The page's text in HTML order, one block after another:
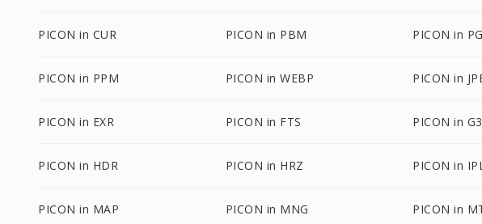
PICON in CUR PICON in PBM PICON in
PICON in PPM PICON in WEBP PICON in
PICON in EXR PICON in FTS PICON in G3
PICON in HDR PICON in HRZ PICON in
PICON in MAP PICON in MNG PICON in